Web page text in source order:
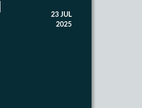
23 JUL
2025